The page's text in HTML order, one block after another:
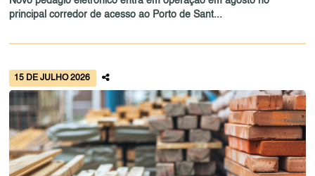
principal corredor de acesso ao Porto de Sant...
15 DE JULHO 2026